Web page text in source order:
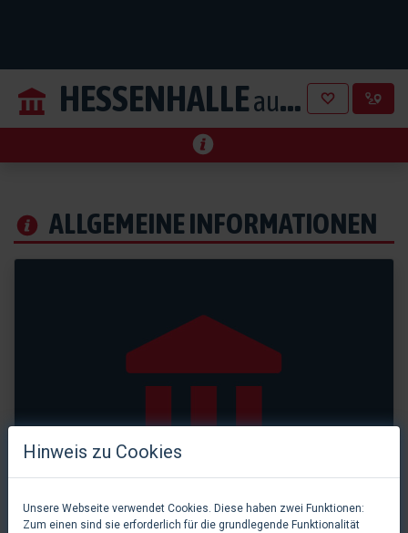
HESSENHALLEaus Alsfeld
ALLGEMEINE INFORMATIONEN
Hinweis zu Cookies
Unsere Webseite verwendet Cookies. Diese haben zwei Funktionen:
Zum einen sind sie erforderlich für die grundlegende Funktionalität